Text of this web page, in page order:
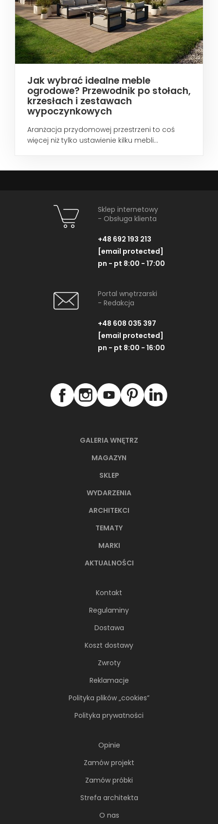
Jak wybrać idealne meble
ogrodowe? Przewodnik po stołach,
krzesłach i zestawach
wypoczynkowych
Aranżacja przydomowej przestrzeni to coś
więcej niż tylko ustawienie kilku mebli...
GALERIA WNĘTRZ
MAGAZYN
SKLEP
WYDARZENIA
ARCHITEKCI
TEMATY
MARKI
AKTUALNOŚCI
Kontakt
Regulaminy
Dostawa
Koszt dostawy
Zwroty
Reklamacje
Polityka plików „cookies”
Polityka prywatności
Opinie
Zamów projekt
Zamów próbki
Strefa architekta
O nas
Sklep internetowy
- Obsługa klienta
+48 692 193 213
[email protected]
pn - pt 8:00 - 17:00
Portal wnętrzarski
- Redakcja
+48 608 035 397
[email protected]
pn - pt 8:00 - 16:00